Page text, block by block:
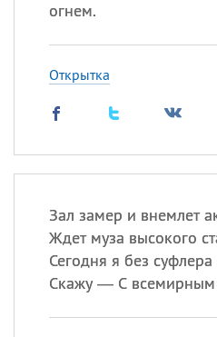
огнем.
Открытка
Зал замер и внемлет
Ждет муза высокого
Сегодня я без суфлера
Скажу — С всемирным